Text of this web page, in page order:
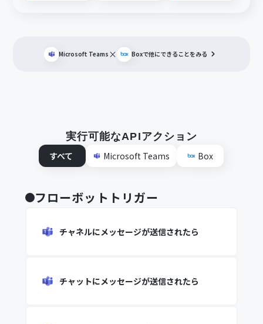
Microsoft Teams × Boxで他にできることをみる
実行可能なAPIアクション
すべて
Microsoft Teams Box
フローボットトリガー
チャネルにメッセージが送信されたら
チャットにメッセージが送信されたら